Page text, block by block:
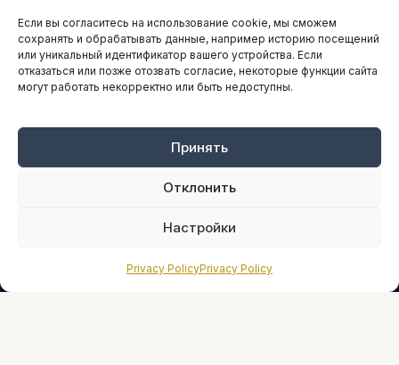
Если вы согласитесь на использование cookie, мы сможем
сохранять и обрабатывать данные, например историю посещений
или уникальный идентификатор вашего устройства. Если
отказаться или позже отозвать согласие, некоторые функции сайта
могут работать некорректно или быть недоступны.
Принять
Отклонить
Настройки
Privacy PolicyPrivacy Policy
ARTICLES IN ENGLISH
НАВИГАЦИЯ
Оплата онлайн